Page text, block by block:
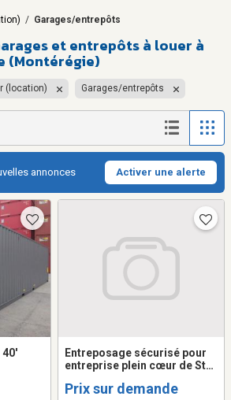
/ Garages/entrepôts
et entrepôts à louer à
(Montérégie)
(location) Garages/entrepôts
annonces Activer une alerte
Entreposage sécurisé pour
entreprise plein cœur de St-
Prix sur demande